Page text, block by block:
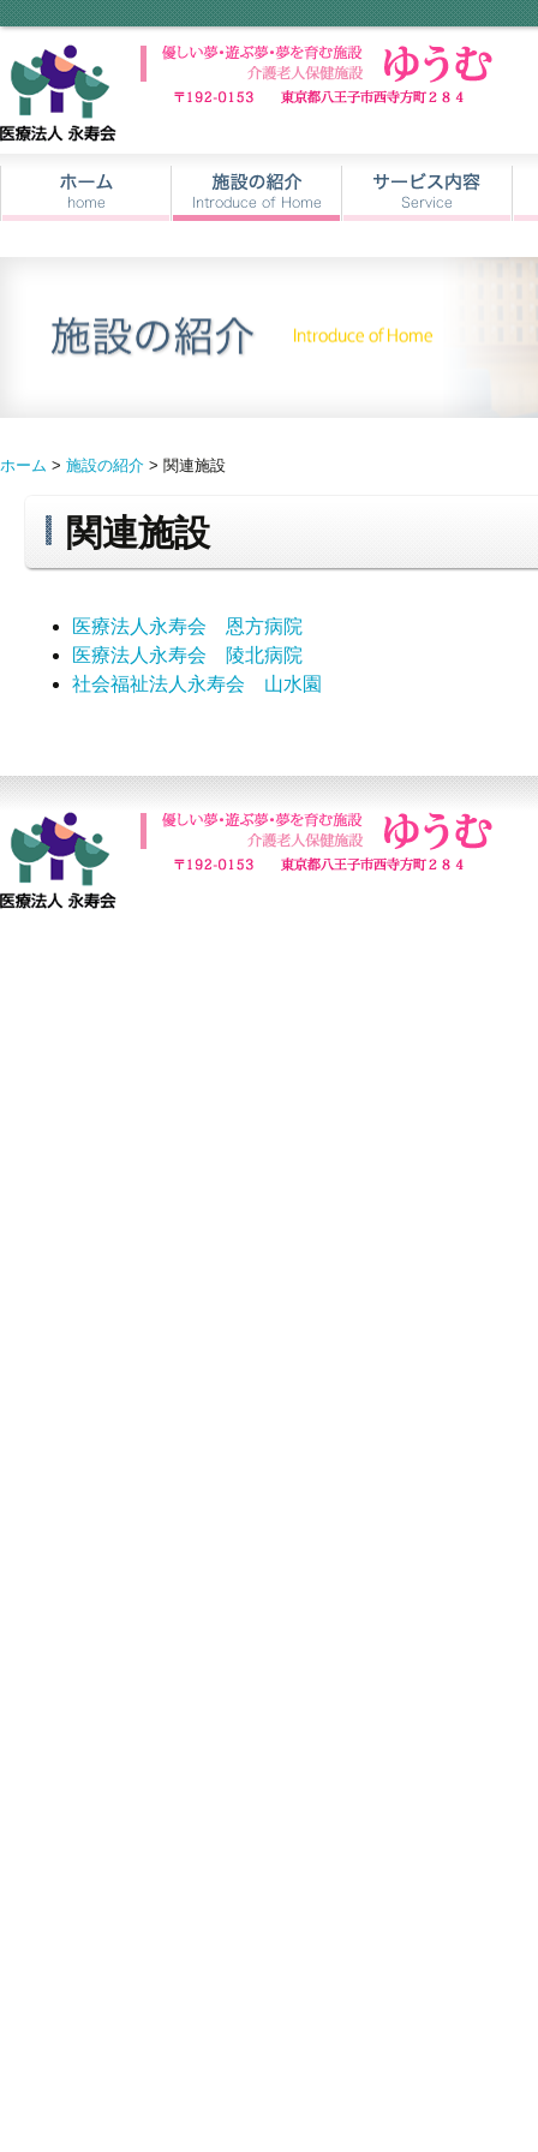
ホーム > 施設の紹介 > 関連施設
関連施設
医療法人永寿会 恩方病院
医療法人永寿会 陵北病院
社会福祉法人永寿会 山水園